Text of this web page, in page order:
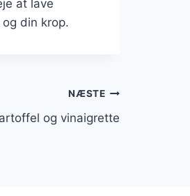
at lave
din krop.
NÆSTE
og vinaigrette